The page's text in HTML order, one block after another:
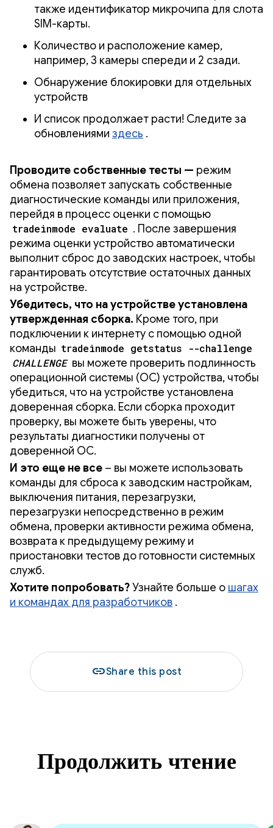
также идентификатор микрочипа для слота
SIM-карты.
Количество и расположение камер,
например, 3 камеры спереди и 2 сзади.
Обнаружение блокировки для отдельных
устройств
И список продолжает расти! Следите за
обновлениями здесь .
Проводите собственные тесты — режим
обмена позволяет запускать собственные
диагностические команды или приложения,
перейдя в процесс оценки с помощью
tradeinmode evaluate . После завершения
режима оценки устройство автоматически
выполнит сброс до заводских настроек, чтобы
гарантировать отсутствие остаточных данных
на устройстве.
Убедитесь, что на устройстве установлена ​​
утвержденная сборка. Кроме того, при
подключении к интернету с помощью одной
команды tradeinmode getstatus --challenge
CHALLENGE вы можете проверить подлинность
операционной системы (ОС) устройства, чтобы
убедиться, что на устройстве установлена ​​
доверенная сборка. Если сборка проходит
проверку, вы можете быть уверены, что
результаты диагностики получены от
доверенной ОС.
И это еще не все – вы можете использовать
команды для сброса к заводским настройкам,
выключения питания, перезагрузки,
перезагрузки непосредственно в режим
обмена, проверки активности режима обмена,
возврата к предыдущему режиму и
приостановки тестов до готовности системных
служб.
Хотите попробовать?Узнайте больше о шагах
и командах для разработчиков .
linkShare this post
Продолжить чтение